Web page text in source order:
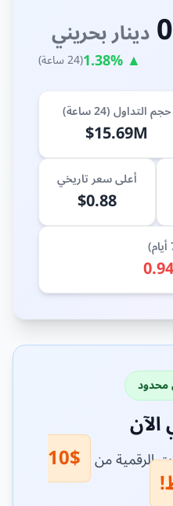
دينار بحريني
▲ 1.38% (24 ساعة)
حجم التداول (24 ساعة)
$15.69M
أعلى سعر تاريخي
$0.88
الرقمية من $10